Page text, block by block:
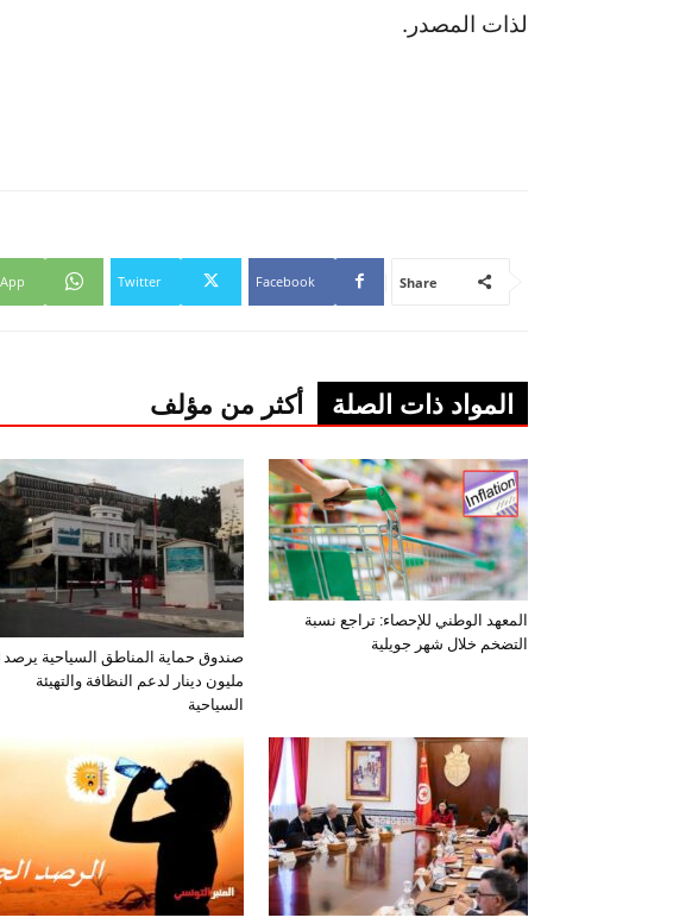
لذات المصدر.
Share
Facebook
Twitter
المواد ذات الصلة أكثر من مؤلف
مليون دينار لدعم النظافة والتهيئة
السياحية
المعهد الوطني للإحصاء: تراجع نسبة
التضخم خلال شهر جويلية